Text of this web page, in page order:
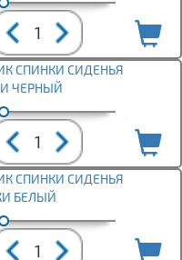
СПИНКИ СИДЕНЬЯ
ЧЕРНЫЙ
СПИНКИ СИДЕНЬЯ
БЕЛЫЙ